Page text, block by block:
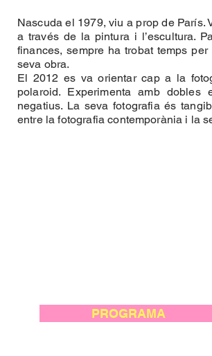
Nascuda el 1979, viu a prop de
a través de la pintura i l’escultura.
finances, sempre ha trobat temps
seva obra.
El 2012 es va orientar cap a la
polaroid. Experimenta amb dobles
negatius. La seva fotografia és
entre la fotografia contemporània i la
PROGRAMA